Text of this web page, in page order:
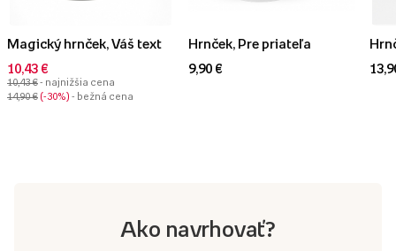
Magický hrnček, Váš text
10,43 €
10,43 €- najnižšia cena
14,90 € -30% - bežná cena
Hrnček, Pre priateľa
9,90 €
Ako navrhovať?